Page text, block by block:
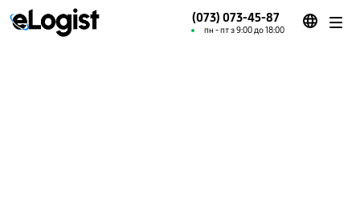
(073) 073-45-87
пн - пт з 9:00 до 18:00